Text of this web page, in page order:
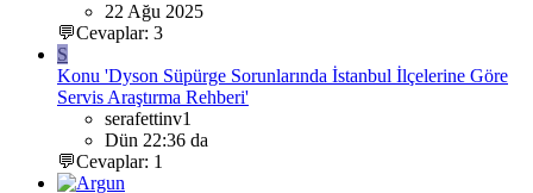
22 Ağu 2025
💬Cevaplar: 3
S
Konu 'Dyson Süpürge Sorunlarında İstanbul İlçelerine Göre
Servis Araştırma Rehberi'
serafettinv1
Dün 22:36 da
💬Cevaplar: 1